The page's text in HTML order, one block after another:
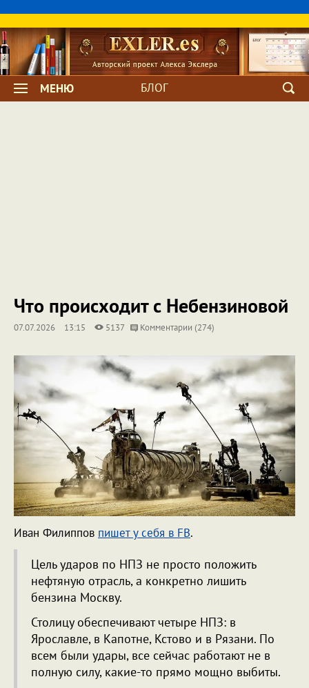
МЕНЮ БЛОГ
Что происходит с Небензиновой
07.07.2026 13:15 5137 Комментарии (274)
Иван Филиппов пишет у себя в FB.
Цель ударов по НПЗ не просто положить
нефтяную отрасль, а конкретно лишить
бензина Москву.
Столицу обеспечивают четыре НПЗ: в
Ярославле, в Капотне, Кстово и в Рязани. По
всем были удары, все сейчас работают не в
полную силу, какие-то прямо мощно выбиты.